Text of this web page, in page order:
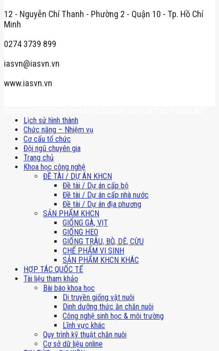
12 - Nguyễn Chí Thanh - Phường 2 - Quận 10 - Tp. Hồ Chí
Minh
0274 3739 899
iasvn@iasvn.vn
www.iasvn.vn
Lịch sử hình thành
Chức năng – Nhiệm vụ
Cơ cấu tổ chức
Đội ngũ chuyên gia
Trang chủ
Khoa học công nghệ
ĐỀ TÀI / DỰ ÁN KHCN
Đề tài / Dự án cấp bộ
Đề tài / Dự án cấp nhà nước
Đề tài / Dự án địa phương
SẢN PHẨM KHCN
GIỐNG GÀ, VỊT
GIỐNG HEO
GIỐNG TRÂU, BÒ, DÊ, CỪU
CHẾ PHẨM VI SINH
SẢN PHẨM KHCN KHÁC
HỢP TÁC QUỐC TẾ
Tài liệu tham khảo
Bài báo khoa học
Di truyền giống vật nuôi
Dinh dưỡng thức ăn chăn nuôi
Công nghệ sinh học & môi trường
Lĩnh vực khác
Quy trình kỹ thuật chăn nuôi
Cơ sở dữ liệu online